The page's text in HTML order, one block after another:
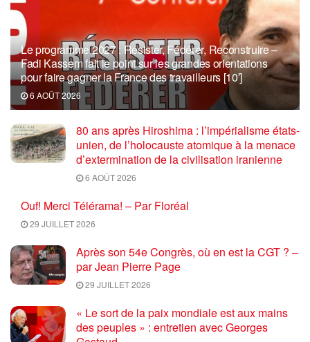
Le programme 2027 : Résister, Fédérer, Reconstruire –
Fadi Kassem fait le point sur les grandes orientations
pour faire gagner la France des travailleurs [10′]
6 AOÛT 2026
80 ans après Hiroshima : l’impérialisme états-
unien, de l’holocauste atomique à la menace
d’extermination de la civilisation iranienne
6 AOÛT 2026
Ouf! Merci Télérama! – Par Floréal
29 JUILLET 2026
Après son 54e Congrès, où en est la CGT ? –
par Jean Pierre Page
29 JUILLET 2026
« Le sort de la paix mondiale est aux mains
des peuples » : entretien avec Georges